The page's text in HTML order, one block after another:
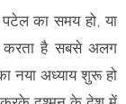
पटेल का समय हो, या
करता है सबसे अलग
नया अध्याय शुरू हो